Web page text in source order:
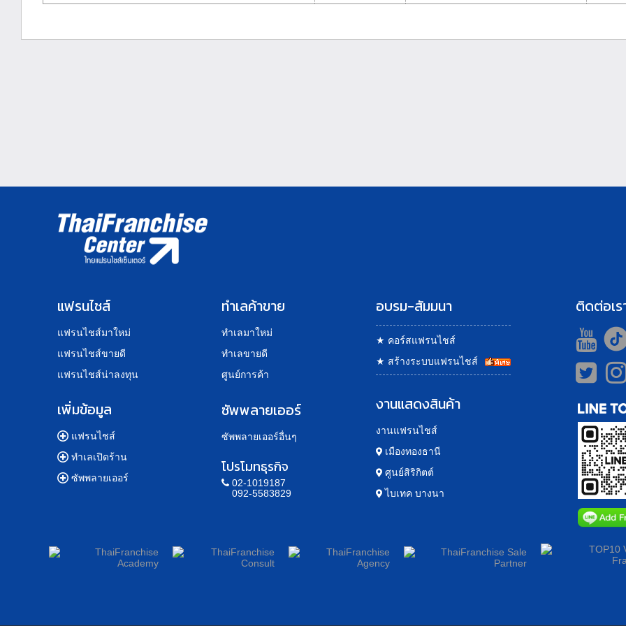
แฟรนไชส์
แฟรนไชส์มาใหม่
แฟรนไชส์ขายดี
แฟรนไชส์น่าลงทุน
เพิ่มข้อมูล
แฟรนไชส์
ทำเลเปิดร้าน
ซัพพลายเออร์
ทำเลค้าขาย
ทำเลมาใหม่
ทำเลขายดี
ศูนย์การค้า
ซัพพลายเออร์
ซัพพลายเออร์อื่นๆ
โปรโมทธุรกิจ
02-1019187
092-5583829
อบรม-สัมมนา
★ คอร์สแฟรนไชส์
★ สร้างระบบแฟรนไชส์
งานแสดงสินค้า
งานแฟรนไชส์
เมืองทองธานี
ศูนย์สิริกิตต์
ไบเทค บางนา
ติดต่อเร